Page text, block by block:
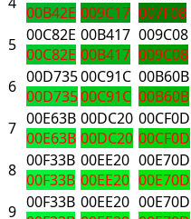
00B42E 009C17 007F08
5 00C82E
00C82E
00B417
00B417
009C08
009C08
6 00D735
00D735
00C91C
00C91C
00B60B
00B60B
7 00E63B
00E63B
00DC20
00DC20
00CF0D
00CF0D
8 00F33B
00F33B
00EE20
00EE20
00E70D
00E70D
9 00F33B 00EE20 00E70D